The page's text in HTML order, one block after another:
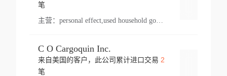
笔
主营： personal effect,used household goods
C O Cargoquin Inc.
来自美国的客户，此公司累计进口交易 2
笔